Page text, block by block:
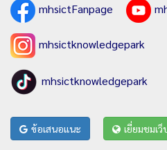
mhsictFanpage
mhsictknowledgepark
mhsictknowledgepark
ข้อเสนอแนะ เยี่ยมชมเ